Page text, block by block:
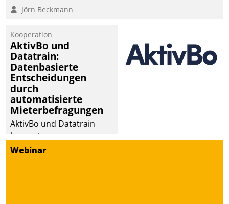
Jörn Beckmann
Kooperation
AktivBo und
Datatrain:
Datenbasierte
Entscheidungen
durch
automatisierte
Mieterbefragungen
AktivBo und Datatrain
kooperieren –
Immobilienunternehmen
Webinar